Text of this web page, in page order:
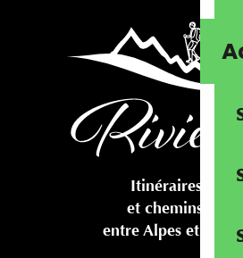
Itinéraires
et chemins
entre Alpes et